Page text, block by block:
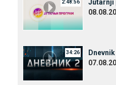
2:48:56
Јutarnji
34:26